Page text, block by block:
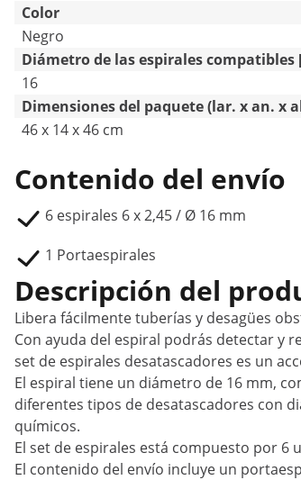
Color
Negro
Diámetro de las espirales compatibles
16
Dimensiones del paquete (lar. x an. x
46 x 14 x 46 cm
Contenido del envío
6 espirales 6 x 2,45 / Ø 16 mm
1 Portaespirales
Descripción del
Libera fácilmente tuberías y desagües
Con ayuda del espiral podrás detectar y
set de espirales desatascadores es un
El espiral tiene un diámetro de 16 mm,
diferentes tipos de desatascadores con
químicos.
El set de espirales está compuesto por
El contenido del envío incluye un